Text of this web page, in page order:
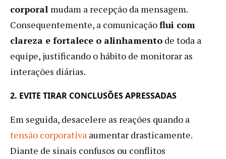
corporal mudam a recepção da mensagem.
Consequentemente, a comunicaçãoflui com
clareza e fortalece o alinhamento de toda a
equipe, justificando o hábito de monitorar as
interações diárias.
2. EVITE TIRAR CONCLUSÕES APRESSADAS
Em seguida, desacelere as reações quando a
tensão corporativa aumentar drasticamente.
Diante de sinais confusos ou conflitos